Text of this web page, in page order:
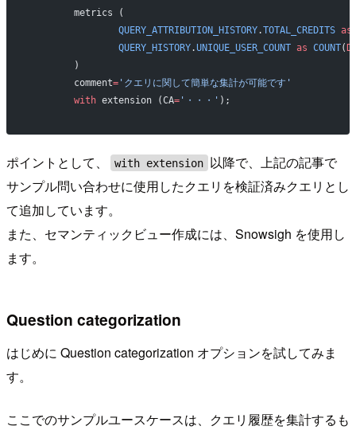
	metrics (
		QUERY_ATTRIBUTION_HISTORY
.TOTAL_CREDITS as
		QUERY_HISTORY
.UNIQUE_USER_COUNT as COUNT(
	)
	comment
='クエリに関して簡単な集計が可能です'
	with
extension (CA='・・・' );
ポイントとして、 with extension 以降で、上記の記事で
サンプル問い合わせに使用したクエリを検証済みクエリとし
て追加しています。
また、セマンティックビュー作成には、Snowsigh を使用し
ます。
Question categorization
はじめに Question categorization オプションを試してみま
す。
ここでのサンプルユースケースは、クエリ履歴を集計するも